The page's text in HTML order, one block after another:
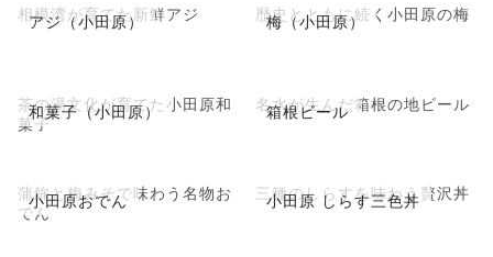
アジ（小田原）
相模湾が育てた新鮮アジ 梅（小田原）
歴史とともに続く小田原の梅
和菓子（小田原）
茶の湯文化が育てた小田原和
菓子
箱根ビール
名水が生んだ箱根の地ビール
小田原おでん
蒲鉾と梅みそで味わう名物お
でん
小田原 しらす三色丼
三種のしらすを味わう贅沢丼